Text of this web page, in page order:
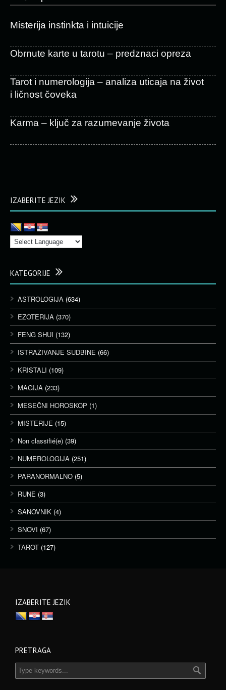
Misterija instinkta i intuicije
Obrnute karte u tarotu – predznaci opreza
Tarot i numerologija – analiza uticaja na život
i ličnost čoveka
Karma – ključ za razumevanje života
IZABERITE JEZIK
KATEGORIJE
ASTROLOGIJA (634)
EZOTERIJA (370)
FENG SHUI (132)
ISTRAŽIVANJE SUDBINE (66)
KRISTALI (109)
MAGIJA (233)
MESEČNI HOROSKOP (1)
MISTERIJE (15)
Non classifié(e) (39)
NUMEROLOGIJA (251)
PARANORMALNO (5)
RUNE (3)
SANOVNIK (4)
SNOVI (67)
TAROT (127)
IZABERITE JEZIK
PRETRAGA